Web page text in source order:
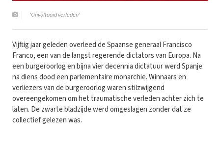
'Onvoltooid verleden'
Vijftig jaar geleden overleed de Spaanse generaal Francisco
Franco, een van de langst regerende dictators van Europa. Na
een burgeroorlog en bijna vier decennia dictatuur werd Spanje
na diens dood een parlementaire monarchie. Winnaars en
verliezers van de burgeroorlog waren stilzwijgend
overeengekomen om het traumatische verleden achter zich te
laten. De zwarte bladzijde werd omgeslagen zonder dat ze
collectief gelezen was.